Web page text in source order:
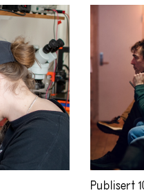
Publisert